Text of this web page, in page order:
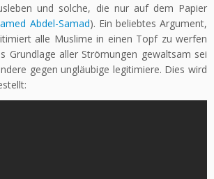
und solche, die nur auf dem Papier
Abdel-Samad). Ein beliebtes Argument,
alle Muslime in einen Topf zu werfen
Grundlage aller Strömungen gewaltsam sei
gegen ungläubige legitimiere. Dies wird